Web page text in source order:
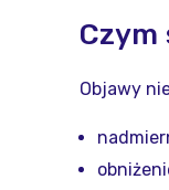
Czym
Objawy